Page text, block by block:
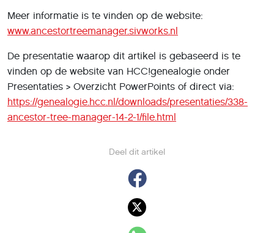
Deel dit artikel
Meer informatie is te vinden op de website:
www.ancestortreemanager.sivworks.nl
De presentatie waarop dit artikel is gebaseerd is te
vinden op de website van HCC!genealogie onder
Presentaties > Overzicht PowerPoints of direct via:
https://genealogie.hcc.nl/downloads/presentaties/338-
ancestor-tree-manager-14-2-1/file.html